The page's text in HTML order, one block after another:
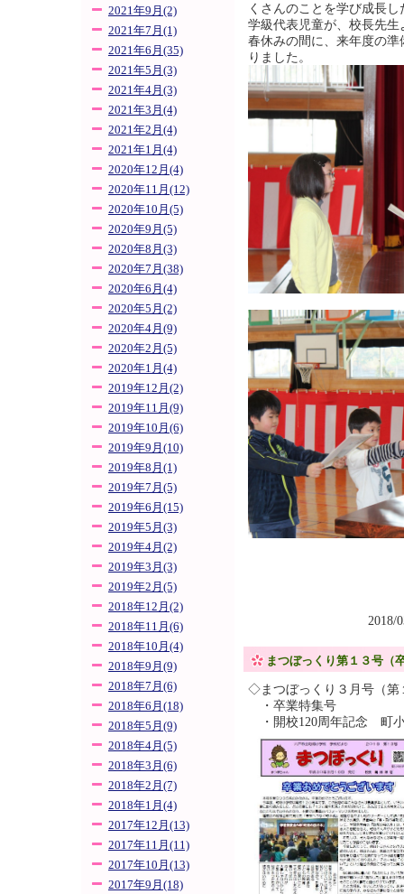
2021年9月(2)
2021年7月(1)
2021年6月(35)
2021年5月(3)
2021年4月(3)
2021年3月(4)
2021年2月(4)
2021年1月(4)
2020年12月(4)
2020年11月(12)
2020年10月(5)
2020年9月(5)
2020年8月(3)
2020年7月(38)
2020年6月(4)
2020年5月(2)
2020年4月(9)
2020年2月(5)
2020年1月(4)
2019年12月(2)
2019年11月(9)
2019年10月(6)
2019年9月(10)
2019年8月(1)
2019年7月(5)
2019年6月(15)
2019年5月(3)
2019年4月(2)
2019年3月(3)
2019年2月(5)
2018年12月(2)
2018年11月(6)
2018年10月(4)
2018年9月(9)
2018年7月(6)
2018年6月(18)
2018年5月(9)
2018年4月(5)
2018年3月(6)
2018年2月(7)
2018年1月(4)
2017年12月(13)
2017年11月(11)
2017年10月(13)
2017年9月(18)
くさんのことを学び成長
学級代表児童が、校長先
春休みの間に、来年度の
りました。
2018/
まつぼっくり第１３号（
◇まつぼっくり３月号（
・卒業特集号
・開校120周年記念 町